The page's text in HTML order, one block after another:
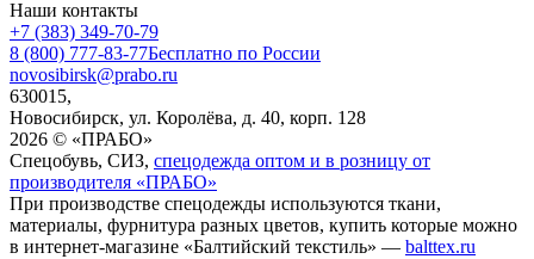
Наши контакты
+7 (383) 349-70-79
8 (800) 777-83-77Бесплатно по России
novosibirsk@prabo.ru
630015,
Новосибирск, ул. Королёва, д. 40, корп. 128
2026 © «ПРАБО»
Спецобувь, СИЗ, спецодежда оптом и в розницу от
производителя «ПРАБО»
При производстве спецодежды используются ткани,
материалы, фурнитура разных цветов, купить которые можно
в интернет-магазине «Балтийский текстиль» — balttex.ru